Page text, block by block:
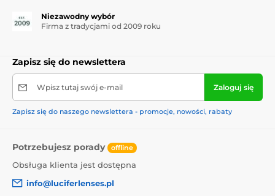
Niezawodny wybór
Firma z tradycjami od 2009 roku
Zapisz się do newslettera
Wpisz tutaj swój e-mail Zaloguj się
Zapisz się do naszego newslettera - promocje, nowości, rabaty
Potrzebujesz porady offline
Obsługa klienta jest dostępna
info@luciferlenses.pl